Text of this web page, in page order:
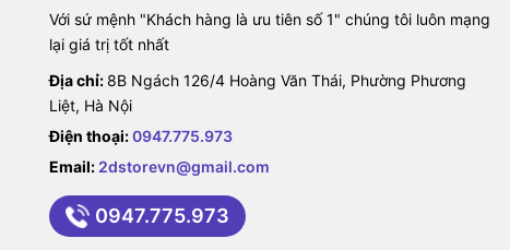
Với sứ mệnh "Khách hàng là ưu tiên số 1" chúng tôi luôn mạng
lại giá trị tốt nhất
Địa chỉ: 8B Ngách 126/4 Hoàng Văn Thái, Phường Phương
Liệt, Hà Nội
Điện thoại:0947.775.973
Email: 2dstorevn@gmail.com
0947.775.973